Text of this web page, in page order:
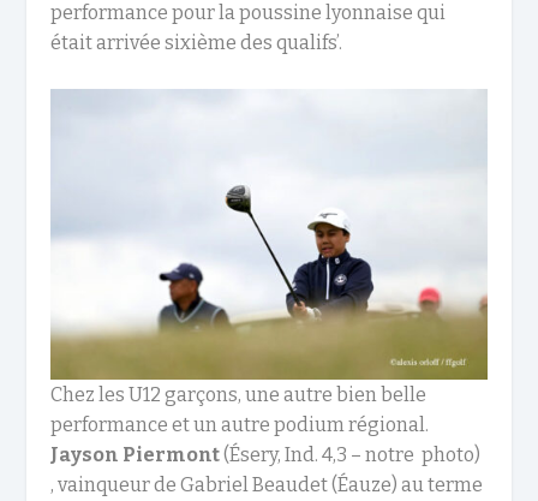
performance pour lapoussine lyonnaise qui
étaitarrivéesixièmedes qualifs’.
Chez lesU12garçons,une autre bien belle
performance et un autre podium régional .
Jayson Piermont(Ésery, Ind. 4,3 – notre photo)
, vainqueur deGabriel Beaudet(Éauze) au terme